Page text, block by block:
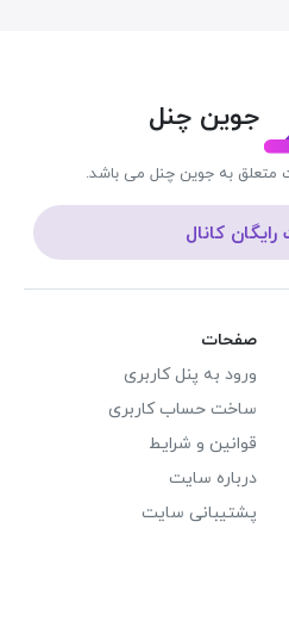
جوین چنل
به جوین چنل می باشد.
کانال
صفحات
ورود به پنل کاربری
ساخت حساب کاربری
قوانین و شرایط
درباره سایت
پشتیبانی سایت